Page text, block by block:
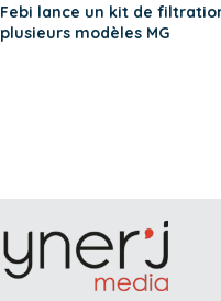
Febi lance un kit de
plusieurs modèles MG